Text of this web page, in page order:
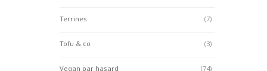
Terrines (7)
Tofu & co (3)
Vegan par hasard (74)